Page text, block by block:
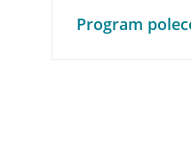
Program